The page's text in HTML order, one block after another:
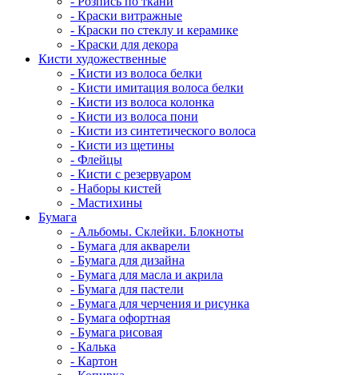
- Краски витражные
- Краски по стеклу и керамике
- Краски для декора
Кисти художественные
- Кисти из волоса белки
- Кисти имитация волоса белки
- Кисти из волоса колонка
- Кисти из волоса пони
- Кисти из синтетического волоса
- Кисти из щетины
- Флейцы
- Кисти с резервуаром
- Наборы кистей
- Мастихины
Бумага
- Альбомы. Склейки. Блокноты
- Бумага для акварели
- Бумага для дизайна
- Бумага для масла и акрила
- Бумага для пастели
- Бумага для черчения и рисунка
- Бумага офортная
- Бумага рисовая
- Калька
- Картон